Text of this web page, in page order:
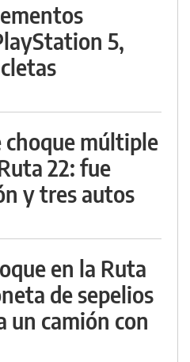
5,
múltiple
22: fue
y tres autos
en la Ruta
de sepelios
un camión con